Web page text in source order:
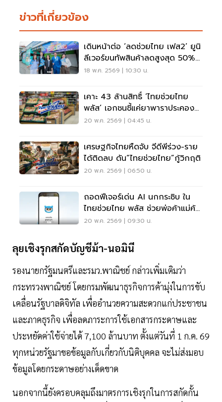
ข่าวที่เกี่ยวข้อง
เดินหน้าต่อ ‘ลดช่วยไทย เฟส2’ ยูนิ
ลีเวอร์ขนทัพสินค้าลดสูงสุด 50%
ยาวถึงสิ้นมิ.ย.
18 พ.ค. 2569 | 10:30 น.
เคาะ 43 ล้านสิทธิ์ ‘ไทยช่วยไทย
พลัส’ เอกชนชี้แค่ยาพาราประคอง
เศรษฐกิจ
20 พ.ค. 2569 | 04:45 น.
เศรษฐกิจไทยหืดจับ จีดีพีร่วง-ราย
ได้ติดลบ ดัน“ไทยช่วยไทย”กู้วิกฤติ
20 พ.ค. 2569 | 06:50 น.
ถอดฟีเจอร์เด่น AI นกกระซิบ ใน
ไทยช่วยไทย พลัส ช่วยพ่อค้าแม่ค้า
เพิ่มกำไร-กู้เงินง่าย
20 พ.ค. 2569 | 09:30 น.
ลุยเชิงรุกสกัดบัญชีม้า-นอมินี
รองนายกรัฐมนตรีและรมว.พาณิชย์ กล่าวเพิ่มเติมว่า
กระทรวงพาณิชย์ โดยกรมพัฒนาธุรกิจการค้ามุ่งในการขับ
เคลื่อนรัฐบาลดิจิทัล เพื่ออำนวยความสะดวกแก่ประชาชน
และภาคธุรกิจ เพื่อลดภาระการใช้เอกสารกระดาษและ
ประหยัดค่าใช้จ่ายได้ 7,100 ล้านบาท ตั้งแต่วันที่ 1 ก.ค. 69
ทุกหน่วยรัฐมาขอข้อมูลกับเกี่ยวกับนิติบุคคล จะไม่ส่งมอบ
ข้อมูลโดยกระดาษอย่างเด็ดขาด
นอกจากนี้ยังครอบคลุมถึงมาตรการเชิงรุกในการสกัดกั้น